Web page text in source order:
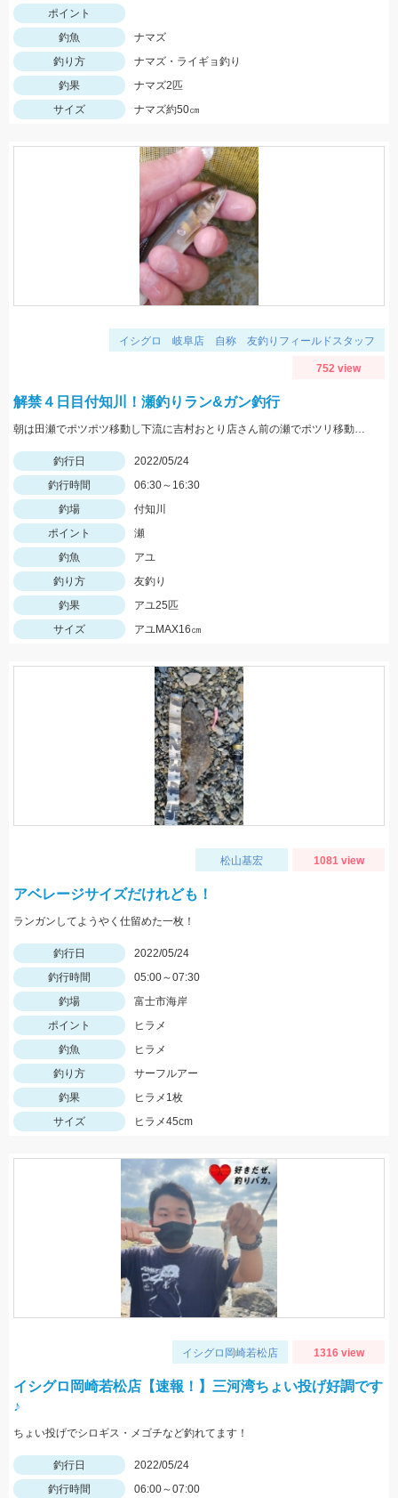
ポイント
釣魚
ナマズ
釣り方
ナマズ・ライギョ釣り
釣果
ナマズ2匹
サイズ
ナマズ約50㎝
イシグロ 岐阜店 自称 友釣りフィールドスタッフ
752 view
解禁４日目付知川！瀬釣りラン&ガン釣行
朝は田瀬でポツポツ移動し下流に吉村おとり店さん前の瀬でポツリ移動し上流いなりはし下流の瀬の中でポツポツσ(^_^;)
釣行日
2022/05/24
釣行時間
06:30～16:30
釣場
付知川
ポイント
瀬
釣魚
アユ
釣り方
友釣り
釣果
アユ25匹
サイズ
アユMAX16㎝
松山基宏 1081 view
アベレージサイズだけれども！
ランガンしてようやく仕留めた一枚！
釣行日
2022/05/24
釣行時間
05:00～07:30
釣場
富士市海岸
ポイント
ヒラメ
釣魚
ヒラメ
釣り方
サーフルアー
釣果
ヒラメ1枚
サイズ
ヒラメ45cm
イシグロ岡崎若松店 1316 view
イシグロ岡崎若松店【速報！】三河湾ちょい投げ好調です
♪
ちょい投げでシロギス・メゴチなど釣れてます！
釣行日
2022/05/24
釣行時間
06:00～07:00